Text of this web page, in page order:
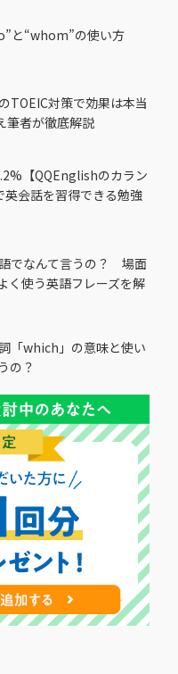
と“whom”の使い方
TOEIC対策で効果は本当
筆者が徹底解説
【QQEnglishのカラン
英会話を習得できる勉強
語でなんて言うの？ 場面
く使う英語フレーズを解
「which」の意味と使い
の？